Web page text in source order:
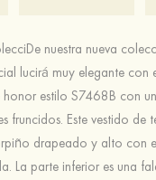
nuestra nueva
lucirá muy elegante con
estilo S7468B con
fruncidos. Este vestido de
drapeado y alto con
La parte inferior es una